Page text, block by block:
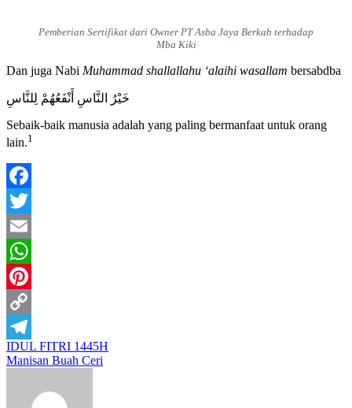
Pemberian Sertifikat dari Owner PT Asba Jaya Berkah terhadap
Mba Kiki
Dan juga Nabi Muhammad shallallahu ‘alaihi wasallam bersabdba
خَيْرُ النَّاسِ أَنْفَعُهُمْ لِلنَّاسِ
Sebaik-baik manusia adalah yang paling bermanfaat untuk orang
lain.1
Facebook
Twitter
Email
WhatsApp
Pinterest
Copy
Link
Telegram
Navigasi
IDUL FITRI 1445H
Manisan Buah Ceri